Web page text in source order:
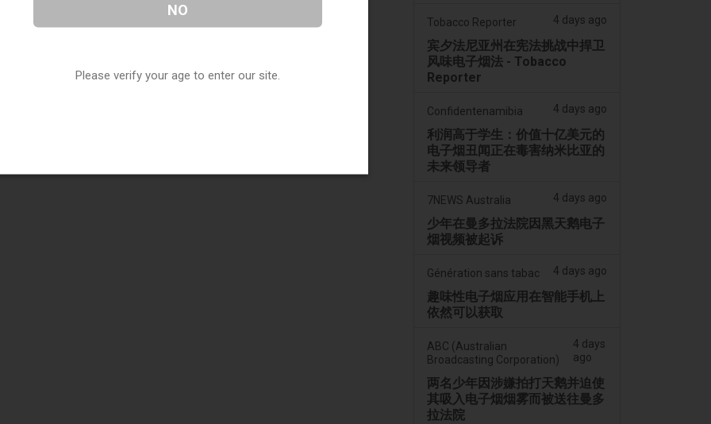
Tobacco Reporter 4 days ago
宾夕法尼亚州在宪法挑战中捍卫
风味电子烟法 - Tobacco
Reporter
Confidentenamibia 4 days ago
利润高于学生：价值十亿美元的
电子烟丑闻正在毒害纳米比亚的
未来领导者
7NEWS Australia 4 days ago
少年在曼多拉法院因黑天鹅电子
烟视频被起诉
Génération sans tabac 4 days ago
趣味性电子烟应用在智能手机上
依然可以获取
ABC (Australian
Broadcasting Corporation)
4 days
ago
两名少年因涉嫌拍打天鹅并迫使
其吸入电子烟烟雾而被送往曼多
拉法院
NO
Please verify your age to enter our site.